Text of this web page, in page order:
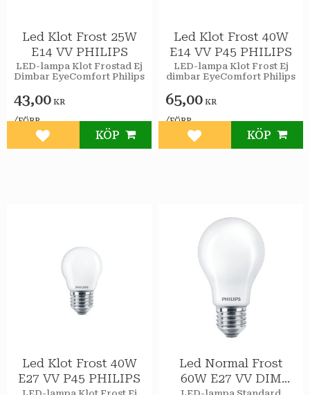
Led Klot Frost 25W
E14 VV PHILIPS
LED-lampa Klot Frostad Ej
Dimbar EyeComfort Philips
43,00 KR
/FÖRP
Lägg till i favoriter
KÖP
Led Klot Frost 40W
E14 VV P45 PHILIPS
LED-lampa Klot Frost Ej
dimbar EyeComfort Philips
65,00 KR
/FÖRP
Lägg till i favoriter
KÖP
Led Klot Frost 40W
E27 VV P45 PHILIPS
Led Normal Frost
60W E27 VV DIM